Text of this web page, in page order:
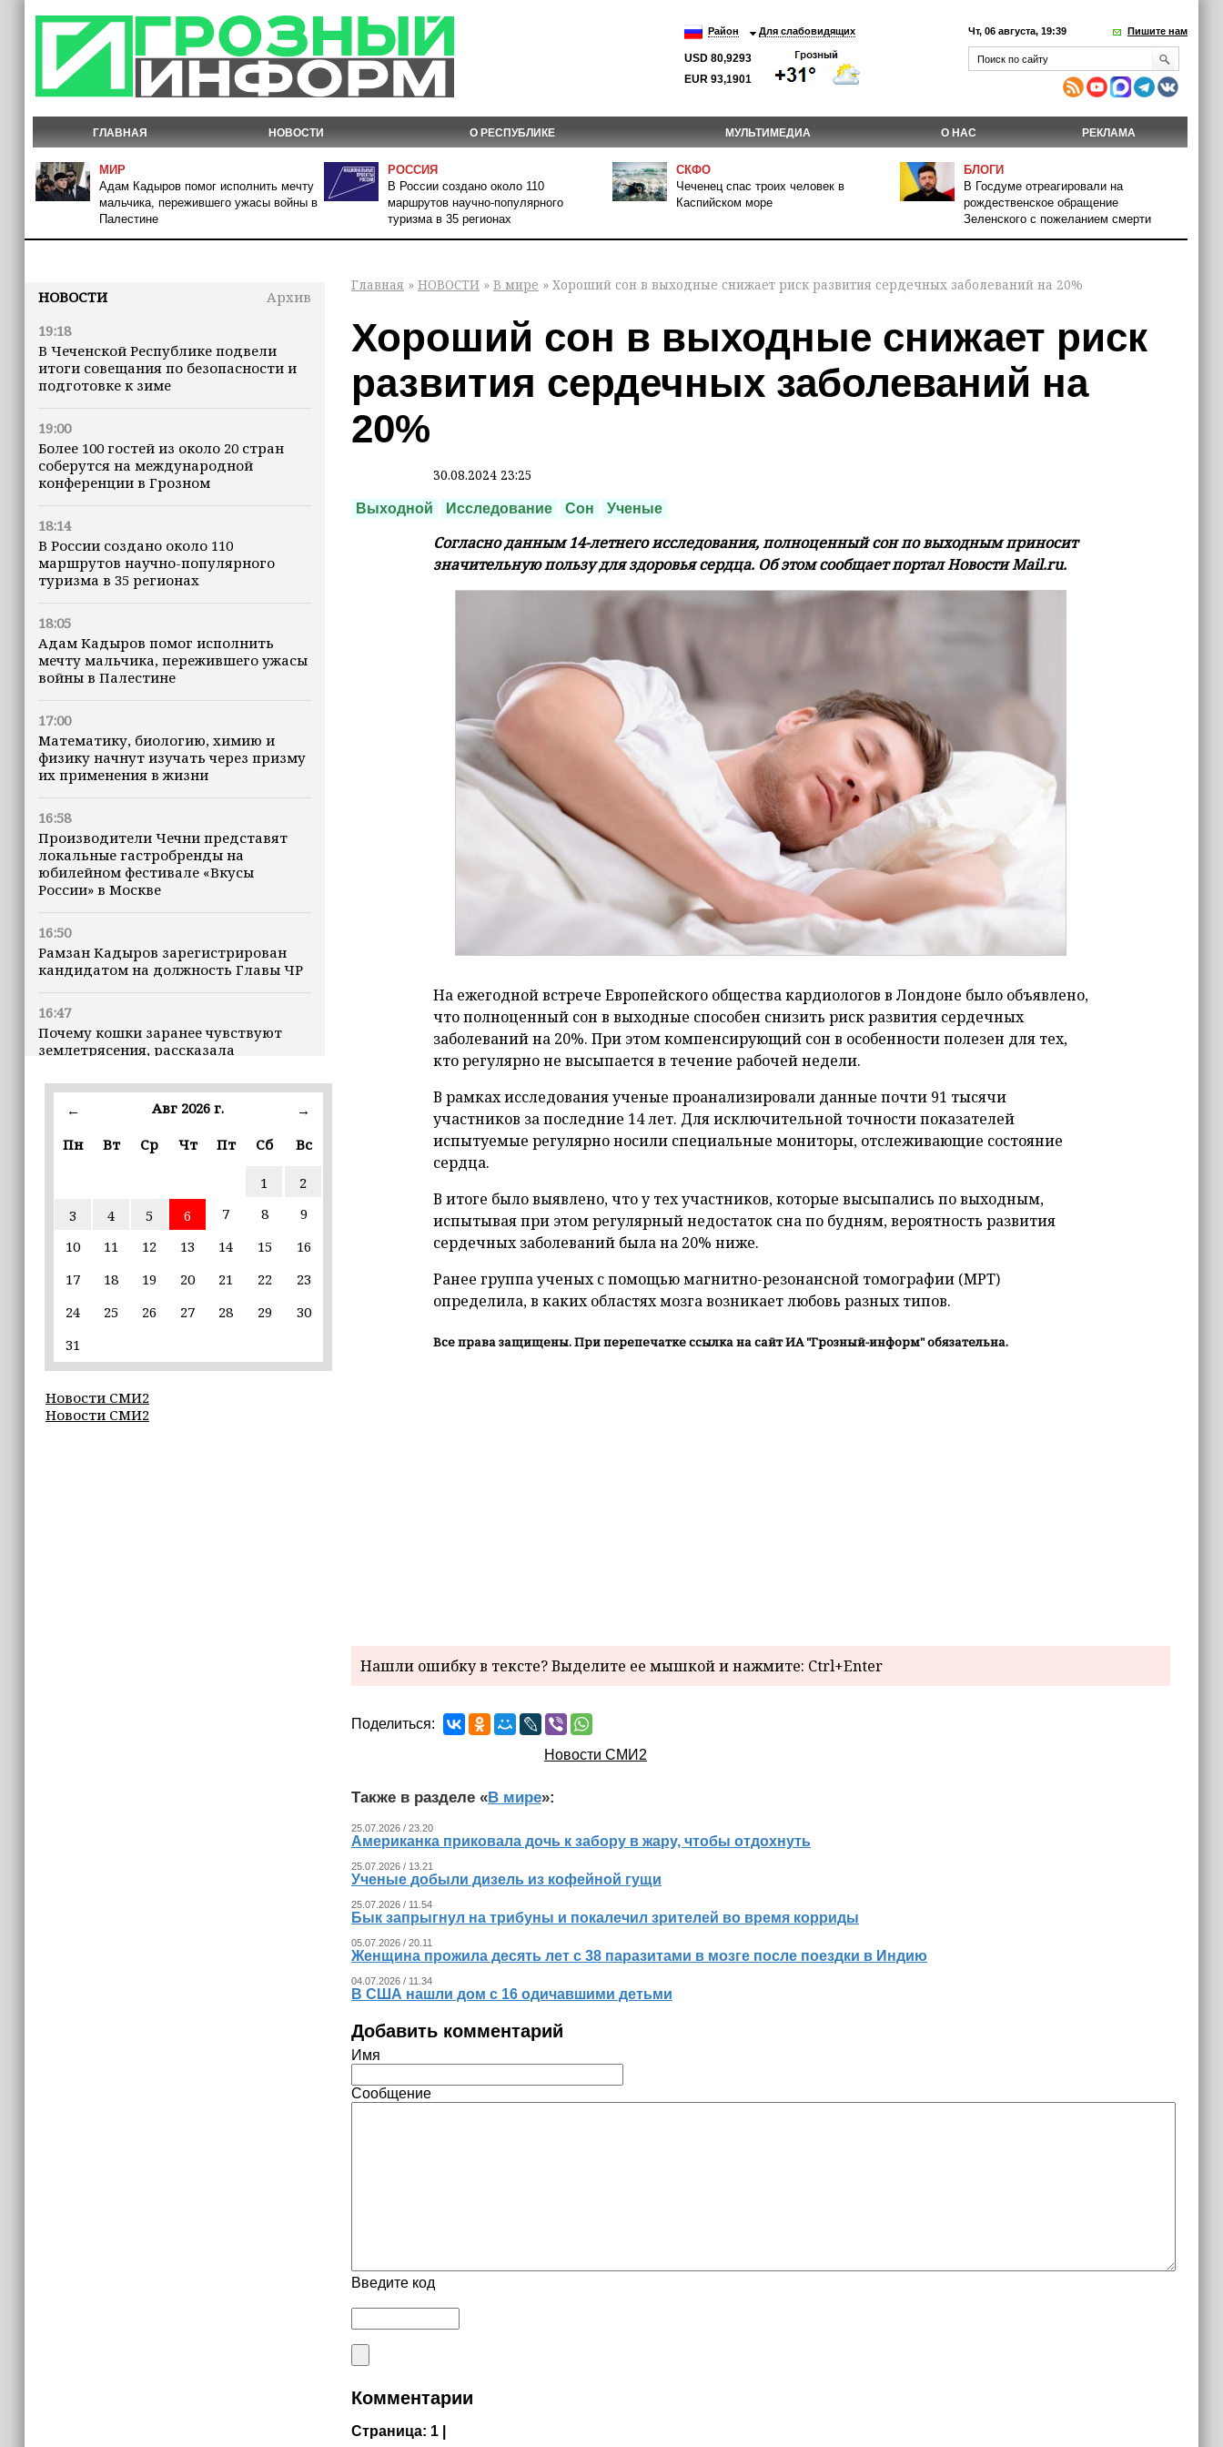
Район Для слабовидящих
USD 80,9293
EUR 93,1901
Чт, 06 августа, 19:39 Пишите нам
ГЛАВНАЯ НОВОСТИ О РЕСПУБЛИКЕ МУЛЬТИМЕДИА О НАС РЕКЛАМА
МИР
Адам Кадыров помог исполнить мечту
мальчика, пережившего ужасы войны в
Палестине
РОССИЯ
В России создано около 110
маршрутов научно-популярного
туризма в 35 регионах
СКФО
Чеченец спас троих человек в
Каспийском море
БЛОГИ
В Госдуме отреагировали на
рождественское обращение
Зеленского с пожеланием смерти
НОВОСТИ
Архив
19:18
В Чеченской Республике подвели
итоги совещания по безопасности и
подготовке к зиме
19:00
Более 100 гостей из около 20 стран
соберутся на международной
конференции в Грозном
18:14
В России создано около 110
маршрутов научно-популярного
туризма в 35 регионах
18:05
Адам Кадыров помог исполнить
мечту мальчика, пережившего ужасы
войны в Палестине
17:00
Математику, биологию, химию и
физику начнут изучать через призму
их применения в жизни
16:58
Производители Чечни представят
локальные гастробренды на
юбилейном фестивале «Вкусы
России» в Москве
16:50
Рамзан Кадыров зарегистрирован
кандидатом на должность Главы ЧР
16:47
Почему кошки заранее чувствуют
землетрясения, рассказала
16:12
проходящий в Грозном фестиваль
16:02
Неделя популяризации грудного
вскармливания: что важно знать
15:39
Республике серию спортивных
мероприятий в преддверии Дня
физкультурника
15:10
← Авг 2026 г.
→
Пн
Вт Ср Чт Пт Сб Вс
1
2
3
4 5 6 7 8
9
10
11 12 13 14 15
16
17
18 19 20 21 22
23
24
25 26 27 28 29
30
31
Новости СМИ2
Новости СМИ2
Главная » НОВОСТИ » В мире » Хороший сон в выходные снижает риск развития сердечных заболеваний на 20%
Хороший сон в выходные снижает риск
развития сердечных заболеваний на
20%
30.08.2024 23:25
Выходной Исследование Сон Ученые
Согласно данным 14-летнего исследования, полноценный сон по выходным приносит
значительную пользу для здоровья сердца. Об этом сообщает портал Новости Mail.ru.
На ежегодной встрече Европейского общества кардиологов в Лондоне было объявлено,
что полноценный сон в выходные способен снизить риск развития сердечных
заболеваний на 20%. При этом компенсирующий сон в особенности полезен для тех,
кто регулярно не высыпается в течение рабочей недели.
В рамках исследования ученые проанализировали данные почти 91 тысячи
участников за последние 14 лет. Для исключительной точности показателей
испытуемые регулярно носили специальные мониторы, отслеживающие состояние
сердца.
В итоге было выявлено, что у тех участников, которые высыпались по выходным,
испытывая при этом регулярный недостаток сна по будням, вероятность развития
сердечных заболеваний была на 20% ниже.
Ранее группа ученых с помощью магнитно-резонансной томографии (МРТ)
определила, в каких областях мозга возникает любовь разных типов.
Все права защищены. При перепечатке ссылка на сайт ИА "Грозный-информ" обязательна.
Нашли ошибку в тексте? Выделите ее мышкой и нажмите: Ctrl+Enter
Поделиться:
Новости СМИ2
Также в разделе «В мире»:
25.07.2026 / 23.20
Американка приковала дочь к забору в жару, чтобы отдохнуть
25.07.2026 / 13.21
Ученые добыли дизель из кофейной гущи
25.07.2026 / 11.54
Бык запрыгнул на трибуны и покалечил зрителей во время корриды
05.07.2026 / 20.11
Женщина прожила десять лет с 38 паразитами в мозге после поездки в Индию
04.07.2026 / 11.34
В США нашли дом с 16 одичавшими детьми
Добавить комментарий
Имя
Сообщение
Введите код
Комментарии
Страница: 1 |